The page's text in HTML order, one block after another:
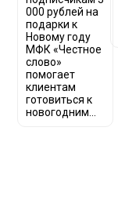
000 рублей на
подарки к
Новому году
МФК «Честное
слово»
помогает
клиентам
готовиться к
новогодним...